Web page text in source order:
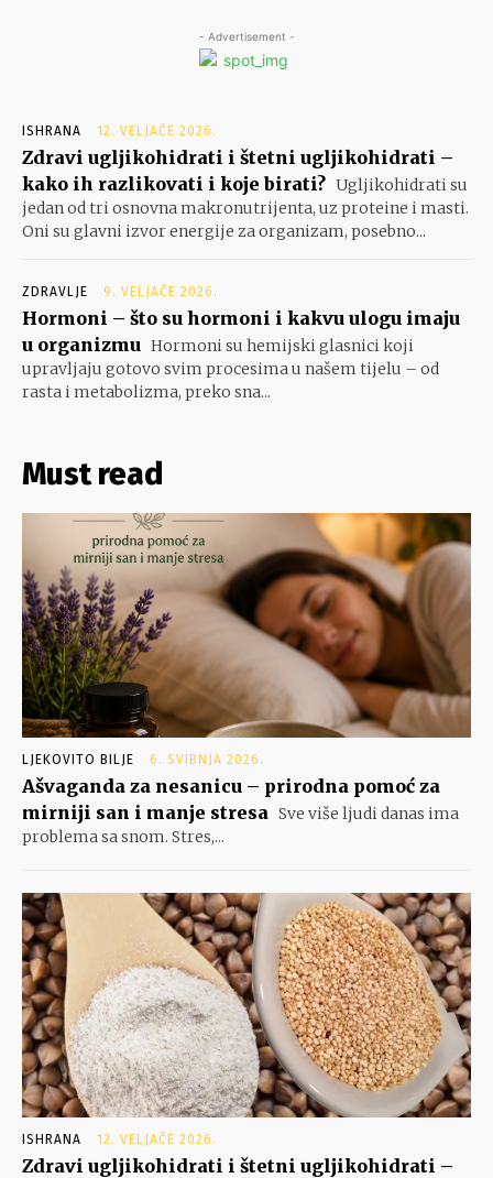
- Advertisement -
ISHRANA 12. VELJAČE 2026.
Zdravi ugljikohidrati i štetni ugljikohidrati –
kako ih razlikovati i koje birati? Ugljikohidrati su
jedan od tri osnovna makronutrijenta, uz proteine i masti.
Oni su glavni izvor energije za organizam, posebno...
ZDRAVLJE 9. VELJAČE 2026.
Hormoni – što su hormoni i kakvu ulogu imaju
u organizmu Hormoni su hemijski glasnici koji
upravljaju gotovo svim procesima u našem tijelu – od
rasta i metabolizma, preko sna...
Must read
LJEKOVITO BILJE 6. SVIBNJA 2026.
Ašvaganda za nesanicu – prirodna pomoć za
mirniji san i manje stresa Sve više ljudi danas ima
problema sa snom. Stres,...
ISHRANA 12. VELJAČE 2026.
Zdravi ugljikohidrati i štetni ugljikohidrati –